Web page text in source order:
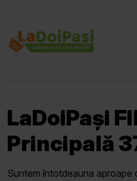
LaDoiPași
Principală
Suntem întotdeauna aproape